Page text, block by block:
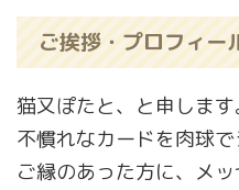
ご挨拶・プロフィー
猫又ぽたと、と申します
不慣れなカードを肉球
ご縁のあった方に、メッ